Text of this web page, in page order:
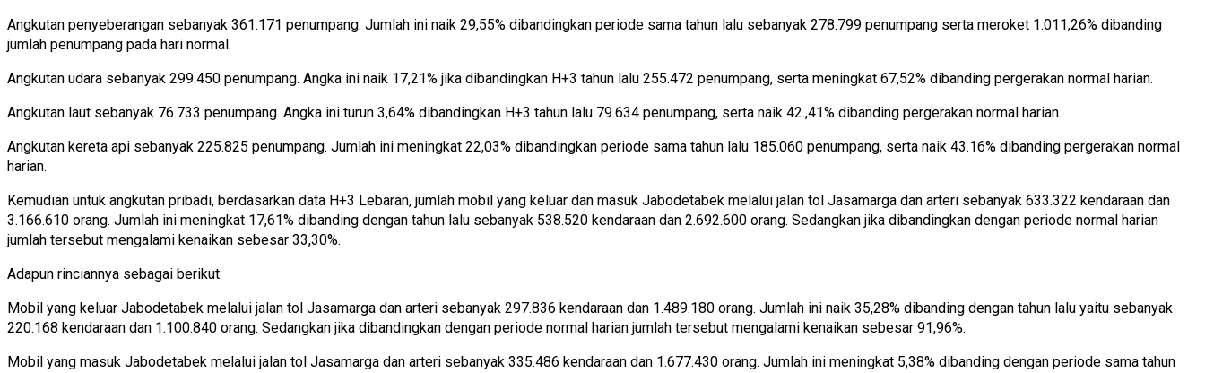
Angkutan penyeberangan sebanyak 361.171 penumpang. Jumlah ini naik 29,55% dibandingkan periode sama tahun lalu sebanyak 278.799 penumpang serta meroket 1.011,26% dibanding
jumlah penumpang pada hari normal.
Angkutan udara sebanyak 299.450 penumpang. Angka ini naik 17,21% jika dibandingkan H+3 tahun lalu 255.472 penumpang, serta meningkat 67,52% dibanding pergerakan normal harian.
Angkutan laut sebanyak 76.733 penumpang. Angka ini turun 3,64% dibandingkan H+3 tahun lalu 79.634 penumpang, serta naik 42.,41% dibanding pergerakan normal harian.
Angkutan kereta api sebanyak 225.825 penumpang. Jumlah ini meningkat 22,03% dibandingkan periode sama tahun lalu 185.060 penumpang, serta naik 43.16% dibanding pergerakan normal
harian.
Kemudian untuk angkutan pribadi, berdasarkan data H+3 Lebaran, jumlah mobil yang keluar dan masuk Jabodetabek melalui jalan tol Jasamarga dan arteri sebanyak 633.322 kendaraan dan
3.166.610 orang. Jumlah ini meningkat 17,61% dibanding dengan tahun lalu sebanyak 538.520 kendaraan dan 2.692.600 orang. Sedangkan jika dibandingkan dengan periode normal harian
jumlah tersebut mengalami kenaikan sebesar 33,30%.
Adapun rinciannya sebagai berikut:
Mobil yang keluar Jabodetabek melalui jalan tol Jasamarga dan arteri sebanyak 297.836 kendaraan dan 1.489.180 orang. Jumlah ini naik 35,28% dibanding dengan tahun lalu yaitu sebanyak
220.168 kendaraan dan 1.100.840 orang. Sedangkan jika dibandingkan dengan periode normal harian jumlah tersebut mengalami kenaikan sebesar 91,96%.
Mobil yang masuk Jabodetabek melalui jalan tol Jasamarga dan arteri sebanyak 335.486 kendaraan dan 1.677.430 orang. Jumlah ini meningkat 5,38% dibanding dengan periode sama tahun